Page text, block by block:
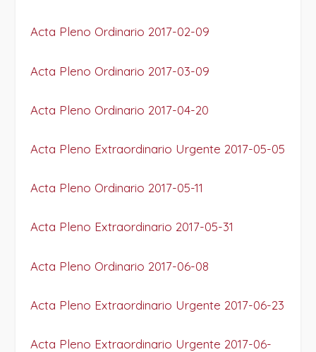
Acta Pleno Ordinario 2017-02-09
Acta Pleno Ordinario 2017-03-09
Acta Pleno Ordinario 2017-04-20
Acta Pleno Extraordinario Urgente 2017-05-05
Acta Pleno Ordinario 2017-05-11
Acta Pleno Extraordinario 2017-05-31
Acta Pleno Ordinario 2017-06-08
Acta Pleno Extraordinario Urgente 2017-06-23
Acta Pleno Extraordinario Urgente 2017-06-